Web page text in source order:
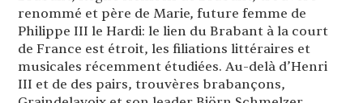
renommé et père de Marie, future femme de
Philippe III le Hardi: le lien du Brabant à la court
de France est étroit, les filiations littéraires et
musicales récemment étudiées. Au-delà d’Henri
III et de des pairs, trouvères brabançons,